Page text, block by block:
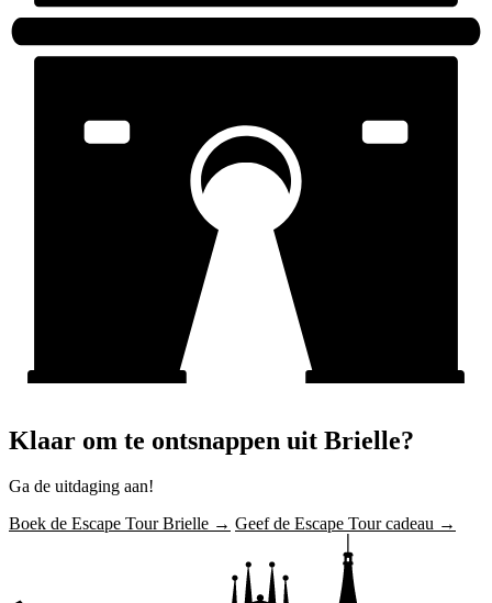
Klaar om te ontsnappen uit Brielle?
Ga de uitdaging aan!
Boek de Escape Tour Brielle → Geef de Escape Tour cadeau →